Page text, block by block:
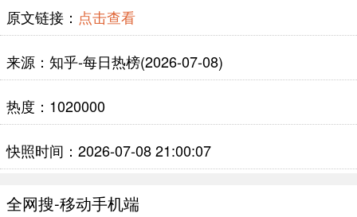
原文链接： 点击查看
来源：知乎-每日热榜(2026-07-08)
热度：1020000
快照时间：2026-07-08 21:00:07
全网搜-移动手机端